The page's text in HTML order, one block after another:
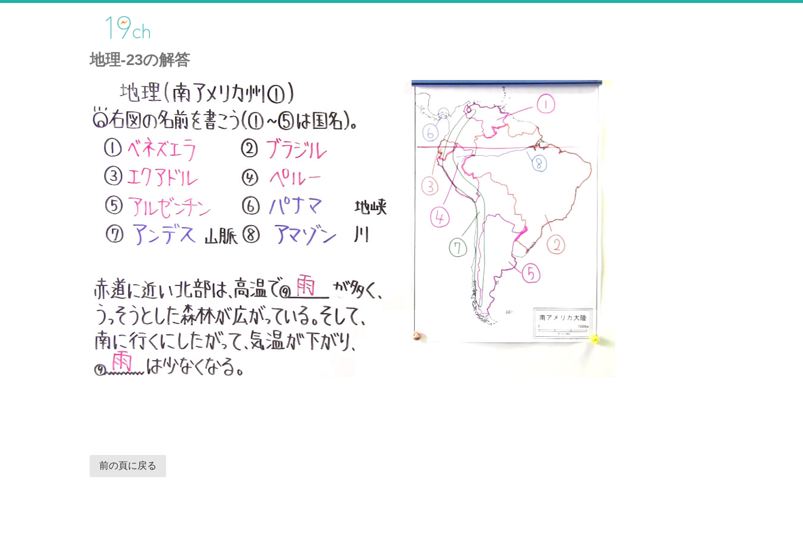
地理-23の解答
前の頁に戻る